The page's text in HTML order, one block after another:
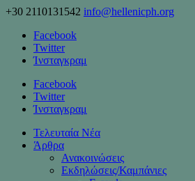
+30 2110131542 info@hellenicph.org
Facebook
Twitter
Ίνσταγκραμ
Facebook
Twitter
Ίνσταγκραμ
Τελευταία Νέα
Άρθρα
Ανακοινώσεις
Εκδηλώσεις/Καμπάνιες